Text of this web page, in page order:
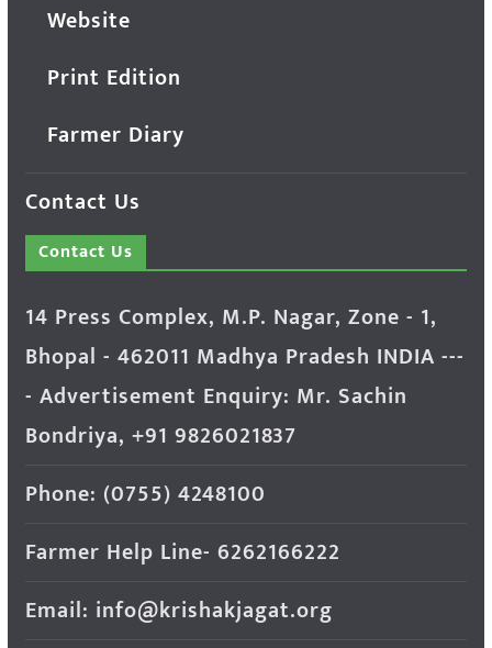
Website
Print Edition
Farmer Diary
Contact Us
Contact Us
14 Press Complex, M.P. Nagar, Zone - 1,
Bhopal - 462011 Madhya Pradesh INDIA ---
- Advertisement Enquiry: Mr. Sachin
Bondriya, +91 9826021837
Phone: (0755) 4248100
Farmer Help Line- 6262166222
Email: info@krishakjagat.org